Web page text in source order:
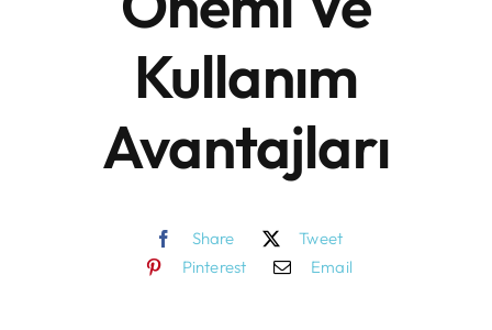
Kullanım
Avantajları
Share
Tweet
Pinterest
Email